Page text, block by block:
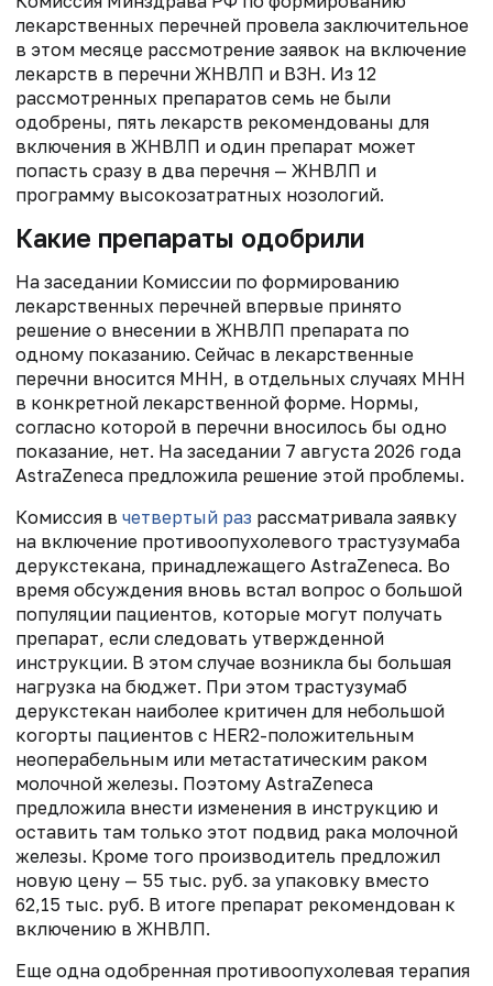
лекарственных перечней провела заключительное
в этом месяце рассмотрение заявок на включение
лекарств в перечни ЖНВЛП и ВЗН. Из 12
рассмотренных препаратов семь не были
одобрены, пять лекарств рекомендованы для
включения в ЖНВЛП и один препарат может
попасть сразу в два перечня — ЖНВЛП и
программу высокозатратных нозологий.
Какие препараты одобрили
На заседании Комиссии по формированию
лекарственных перечней впервые принято
решение о внесении в ЖНВЛП препарата по
одному показанию. Сейчас в лекарственные
перечни вносится МНН, в отдельных случаях МНН
в конкретной лекарственной форме. Нормы,
согласно которой в перечни вносилось бы одно
показание, нет. На заседании 7 августа 2026 года
AstraZeneca предложила решение этой проблемы.
Комиссия в четвертый раз рассматривала заявку
на включение противоопухолевого трастузумаба
дерукстекана, принадлежащего AstraZeneca. Во
время обсуждения вновь встал вопрос о большой
популяции пациентов, которые могут получать
препарат, если следовать утвержденной
инструкции. В этом случае возникла бы большая
нагрузка на бюджет. При этом трастузумаб
дерукстекан наиболее критичен для небольшой
когорты пациентов с HER2-положительным
неоперабельным или метастатическим раком
молочной железы. Поэтому AstraZeneca
предложила внести изменения в инструкцию и
оставить там только этот подвид рака молочной
железы. Кроме того производитель предложил
новую цену — 55 тыс. руб. за упаковку вместо
62,15 тыс. руб. В итоге препарат рекомендован к
включению в ЖНВЛП.
Еще одна одобренная противоопухолевая терапия